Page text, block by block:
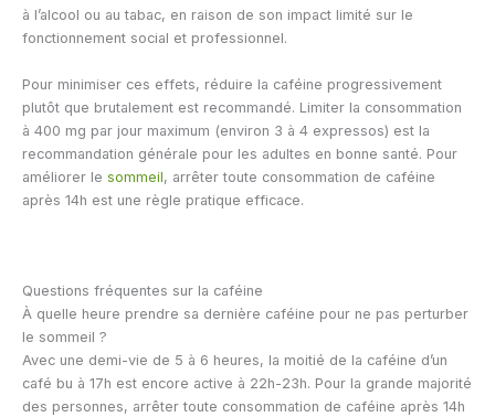
à l’alcool ou au tabac, en raison de son impact limité sur le
fonctionnement social et professionnel.
Pour minimiser ces effets, réduire la caféine progressivement
plutôt que brutalement est recommandé. Limiter la consommation
à 400 mg par jour maximum (environ 3 à 4 expressos) est la
recommandation générale pour les adultes en bonne santé. Pour
améliorer le sommeil, arrêter toute consommation de caféine
après 14h est une règle pratique efficace.
Questions fréquentes sur la caféine
À quelle heure prendre sa dernière caféine pour ne pas perturber
le sommeil ?
Avec une demi-vie de 5 à 6 heures, la moitié de la caféine d’un
café bu à 17h est encore active à 22h-23h. Pour la grande majorité
des personnes, arrêter toute consommation de caféine après 14h